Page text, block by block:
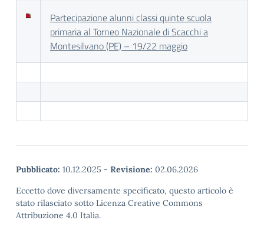
Partecipazione alunni classi quinte scuola
primaria al Torneo Nazionale di Scacchi a
Montesilvano (PE) – 19/22 maggio
Pubblicato: 10.12.2025 - Revisione: 02.06.2026
Eccetto dove diversamente specificato, questo articolo è
stato rilasciato sotto Licenza Creative Commons
Attribuzione 4.0 Italia.